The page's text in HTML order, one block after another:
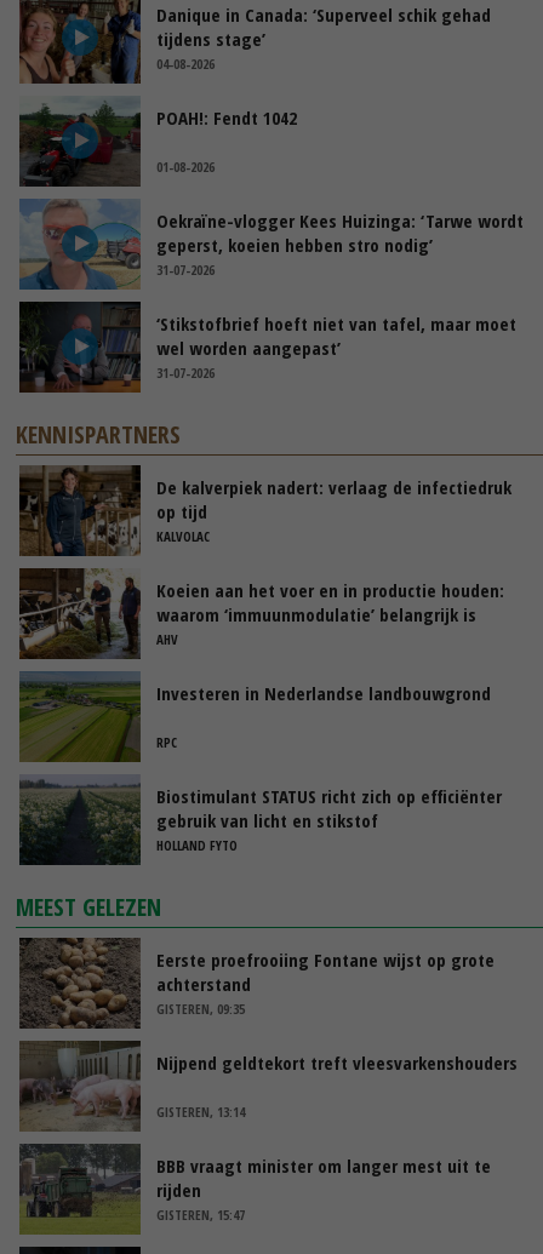
Danique in Canada: ‘Superveel schik gehad
tijdens stage’
04-08-2026
POAH!: Fendt 1042
01-08-2026
Oekraïne-vlogger Kees Huizinga: ‘Tarwe wordt
geperst, koeien hebben stro nodig’
31-07-2026
‘Stikstofbrief hoeft niet van tafel, maar moet
wel worden aangepast’
31-07-2026
KENNISPARTNERS
De kalverpiek nadert: verlaag de infectiedruk
op tijd
KALVOLAC
Koeien aan het voer en in productie houden:
waarom ‘immuunmodulatie’ belangrijk is
tijdens de transitieperiode
AHV
Investeren in Nederlandse landbouwgrond
RPC
Biostimulant STATUS richt zich op efficiënter
gebruik van licht en stikstof
HOLLAND FYTO
MEEST GELEZEN
Eerste proefrooiing Fontane wijst op grote
achterstand
GISTEREN, 09:35
Nijpend geldtekort treft vleesvarkenshouders
GISTEREN, 13:14
BBB vraagt minister om langer mest uit te
rijden
GISTEREN, 15:47